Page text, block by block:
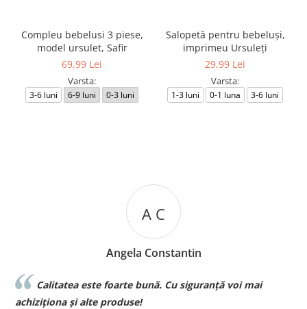
Compleu bebelusi 3 piese,
model ursulet, Safir
69,99 Lei
Varsta:
3-6 luni 6-9 luni 0-3 luni
Salopetă pentru bebeluși,
imprimeu Ursuleți
29,99 Lei
Varsta:
1-3 luni 0-1 luna 3-6 luni
A C
Angela Constantin
Calitatea este foarte bună. Cu siguranță voi mai
achiziționa și alte produse!